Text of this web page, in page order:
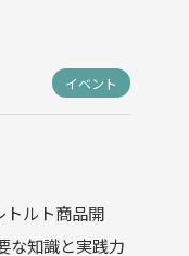
イベント
トルト商品開
な知識と実践力